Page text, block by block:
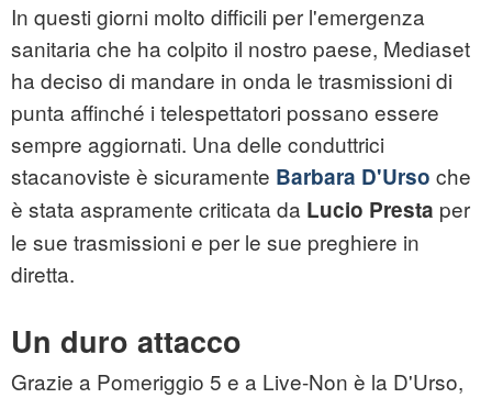
In questi giorni molto difficili per l'emergenza
sanitaria che ha colpito il nostro paese, Mediaset
ha deciso di mandare in onda le trasmissioni di
punta affinché i telespettatori possano essere
sempre aggiornati. Una delle conduttrici
stacanoviste è sicuramente Barbara D'Urso che
è stata aspramente criticata da Lucio Presta per
le sue trasmissioni e per le sue preghiere in
diretta.
Un duro attacco
Grazie a Pomeriggio 5 e a Live-Non è la D'Urso,